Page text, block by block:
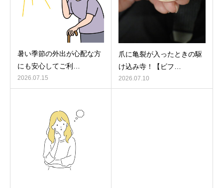
暑い季節の外出が心配な方
にも安心してご利…
2026.07.15
爪に亀裂が入ったときの駆
け込み寺！【ビフ…
2026.07.10